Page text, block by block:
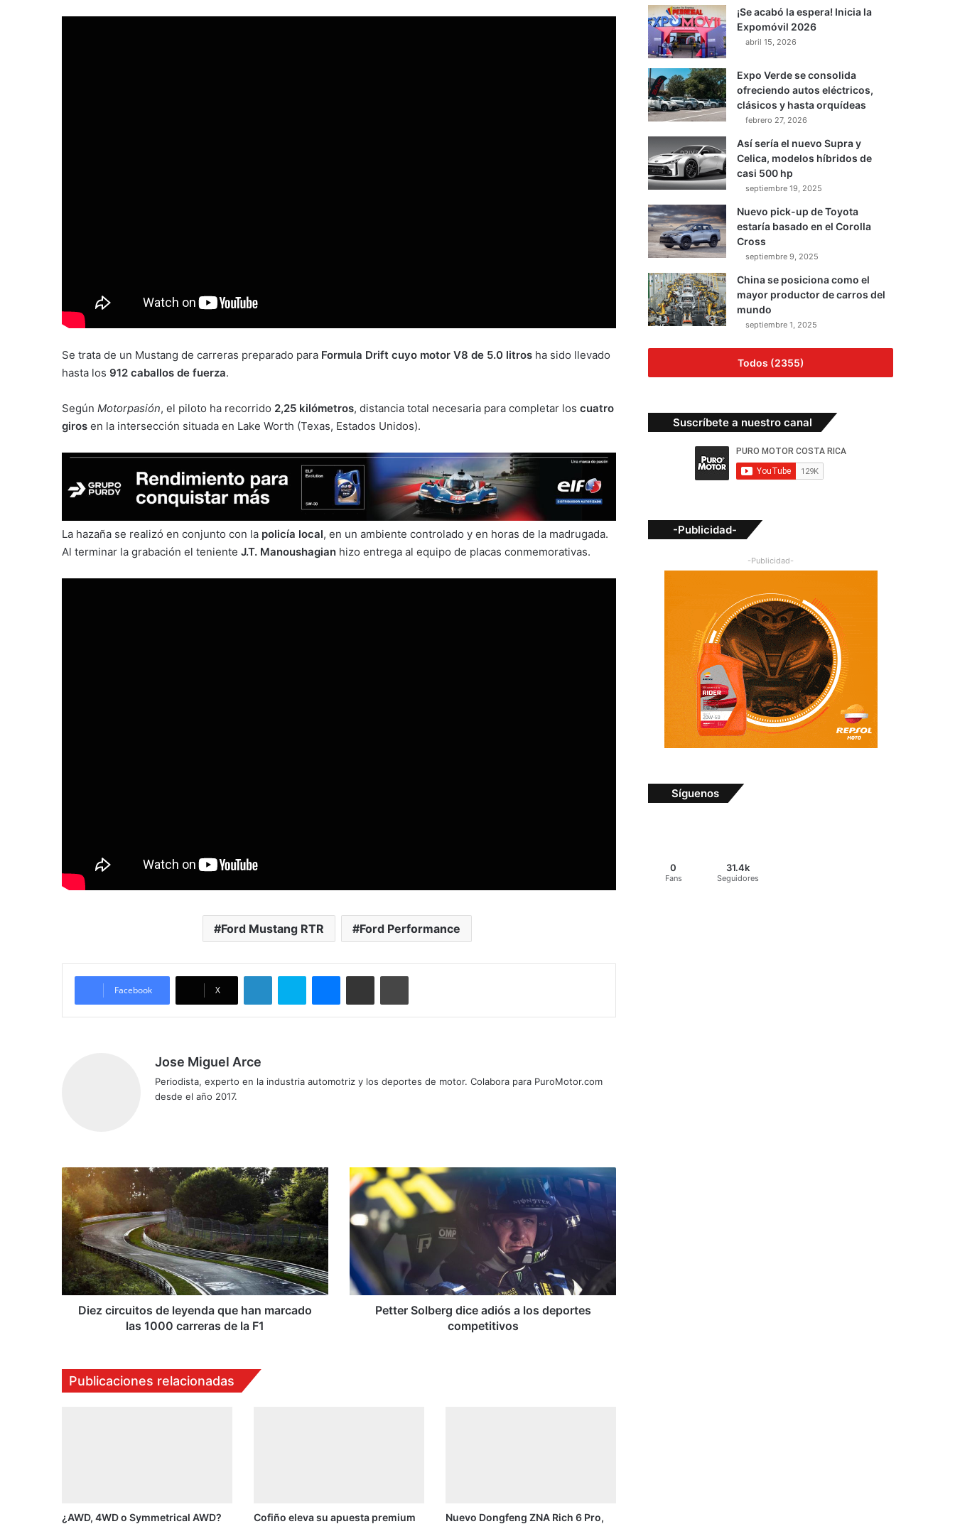
Se trata de un Mustang de carreras preparado para Formula Drift cuyo motor V8 de 5.0 litros ha sido llevado
hasta los 912 caballos de fuerza.
Según Motorpasión, el piloto ha recorrido 2,25 kilómetros, distancia total necesaria para completar los cuatro
giros en la intersección situada en Lake Worth (Texas, Estados Unidos).
La hazaña se realizó en conjunto con la policía local, en un ambiente controlado y en horas de la madrugada.
Al terminar la grabación el teniente J.T. Manoushagian hizo entrega al equipo de placas conmemorativas.
Ford Mustang RTR Ford Performance
Facebook X
Jose Miguel Arce
Periodista, experto en la industria automotriz y los deportes de motor. Colabora para PuroMotor.com
desde el año 2017.
b
D
e
z
c
u
d
u
Diez circuitos de leyenda que han marcado
las 1000 carreras de la F1
P
e
t
r
S
o
l
l
Petter Solberg dice adiós a los deportes
competitivos
Publicaciones relacionadas
¿AWD, 4WD o Symmetrical AWD? Cofiño eleva su apuesta premium Nuevo Dongfeng ZNA Rich 6 Pro,
¡Se acabó la espera! Inicia la
Expomóvil 2026
abril 15, 2026
Expo Verde se consolida
ofreciendo autos eléctricos,
clásicos y hasta orquídeas
febrero 27, 2026
Así sería el nuevo Supra y
Celica, modelos híbridos de
casi 500 hp
septiembre 19, 2025
Nuevo pick-up de Toyota
estaría basado en el Corolla
Cross
septiembre 9, 2025
China se posiciona como el
mayor productor de carros del
mundo
septiembre 1, 2025
Todos (2355)
Suscríbete a nuestro canal
-Publicidad-
-Publicidad-
Síguenos
0
Fans
31.4k
Seguidores